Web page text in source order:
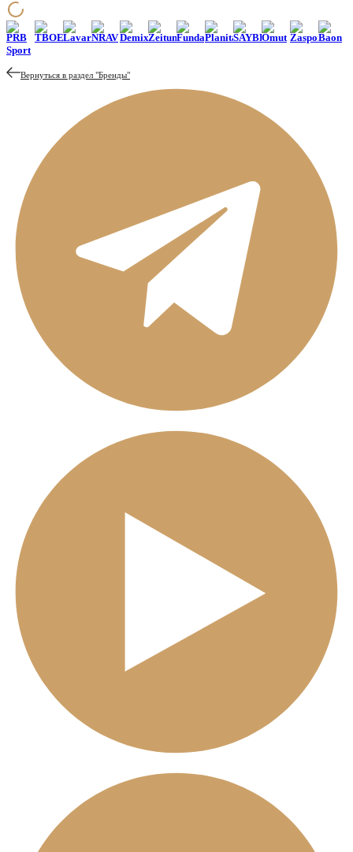
PRB
Sport
ТВОЕLavariceNRAVDemixZeitunFundayPlanitaSAYBEICE
Omut ZasportBaon
Вернуться в раздел "Бренды"